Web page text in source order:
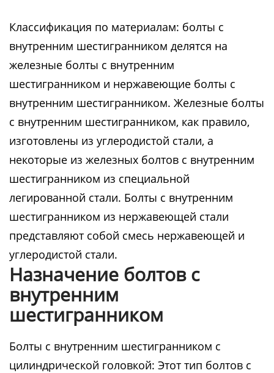
Классификация по материалам: болты с
внутренним шестигранником делятся на
железные болты с внутренним
шестигранником и нержавеющие болты с
внутренним шестигранником. Железные болты
с внутренним шестигранником, как правило,
изготовлены из углеродистой стали, а
некоторые из железных болтов с внутренним
шестигранником из специальной
легированной стали. Болты с внутренним
шестигранником из нержавеющей стали
представляют собой смесь нержавеющей и
углеродистой стали.
Назначение болтов с
внутренним
шестигранником
Болты с внутренним шестигранником с
цилиндрической головкой: Этот тип болтов с